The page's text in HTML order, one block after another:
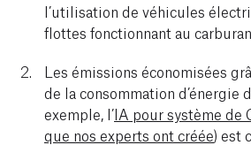
l’utilisation de véhicules
flottes fonctionnant au
Les émissions économisées
de la consommation d’énergie
exemple, l’IA pour système de
que nos experts ont créée) est